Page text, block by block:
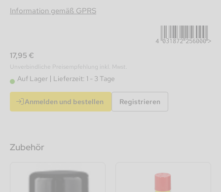
Information gemäß GPRS
4031872256000
17,95 €
Unverbindliche Preisempfehlung inkl. Mwst.
Auf Lager Lieferzeit: 1 - 3 Tage
Anmelden und bestellen Registrieren
Zubehör